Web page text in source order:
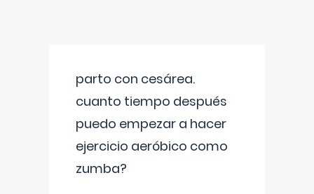
parto con cesárea.
cuanto tiempo después
puedo empezar a hacer
ejercicio aeróbico como
zumba?